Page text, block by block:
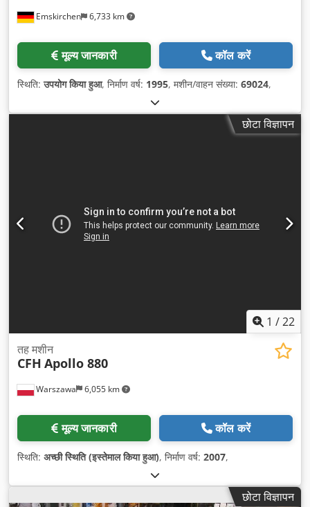
Emskirchen 6,733 km
मूल्य जानकारी कॉल करें
स्थिति:उपयोग किया हुआ, निर्माण वर्ष: 1995, मशीन/वाहन संख्या: 69024,
छोटा विज्ञापन
1 /22
Warszawa 6,055 km
तह मशीन
CFH Apollo 880
मूल्य जानकारी कॉल करें
स्थिति: अच्छी स्थिति (इस्तेमाल किया हुआ), निर्माण वर्ष: 2007,
छोटा विज्ञापन